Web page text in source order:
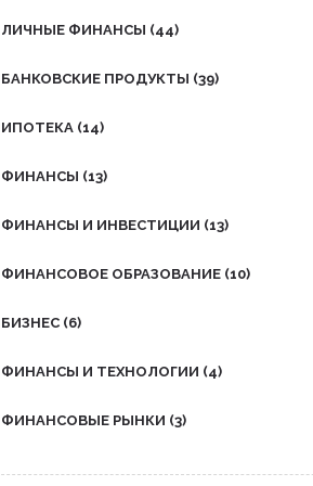
ЛИЧНЫЕ ФИНАНСЫ (44)
БАНКОВСКИЕ ПРОДУКТЫ (39)
ИПОТЕКА (14)
ФИНАНСЫ (13)
ФИНАНСЫ И ИНВЕСТИЦИИ (13)
ФИНАНСОВОЕ ОБРАЗОВАНИЕ (10)
БИЗНЕС (6)
ФИНАНСЫ И ТЕХНОЛОГИИ (4)
ФИНАНСОВЫЕ РЫНКИ (3)